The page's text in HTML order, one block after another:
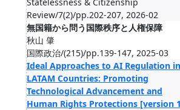
Review/7(2)/pp.202-207, 2026-02
無国籍から問う国際秩序と人権保障
秋山 肇
国際政治/(215)/pp.139-147, 2025-03
Ideal Approaches to AI Regulation in
LATAM Countries: Promoting
Technological Advancement and
Human Rights Protections [version